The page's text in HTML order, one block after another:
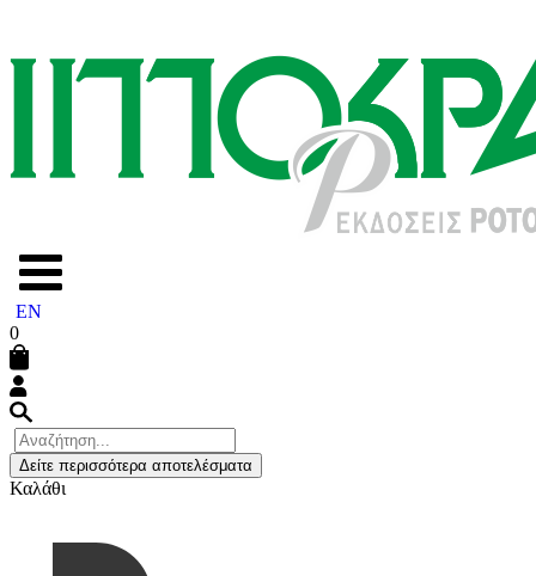
EN
0
Δείτε περισσότερα αποτελέσματα
Καλάθι